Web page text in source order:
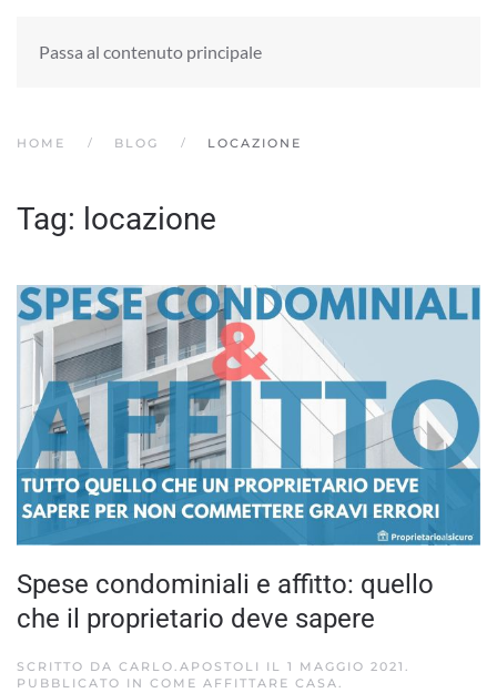
Passa al contenuto principale
HOME BLOG LOCAZIONE
Tag: locazione
Spese condominiali e affitto: quello
che il proprietario deve sapere
SCRITTO DA CARLO.APOSTOLI IL 1 MAGGIO 2021 .
PUBBLICATO IN COME AFFITTARE CASA.